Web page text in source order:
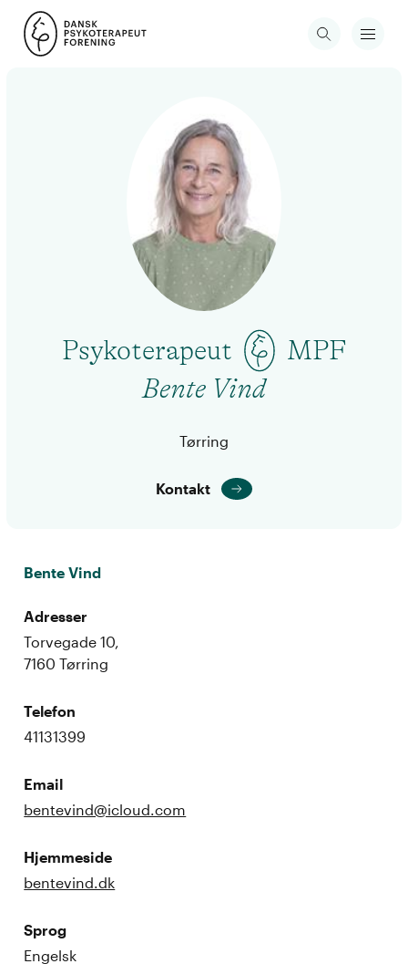
Psykoterapeut
MPF
Bente Vind
Tørring
Kontakt
Bente Vind
Adresser
Torvegade 10,
7160 Tørring
Telefon
41131399
Email
bentevind@icloud.com
Hjemmeside
bentevind.dk
Sprog
Engelsk